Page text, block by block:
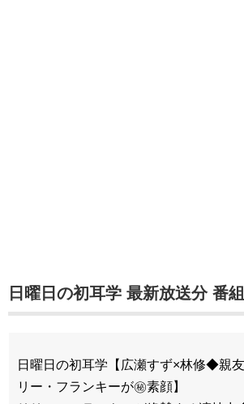
日曜日の初耳学 最新放送分 番
日曜日の初耳学【広瀬すず×林修◆親
リー・フランキーが㊙素顔】